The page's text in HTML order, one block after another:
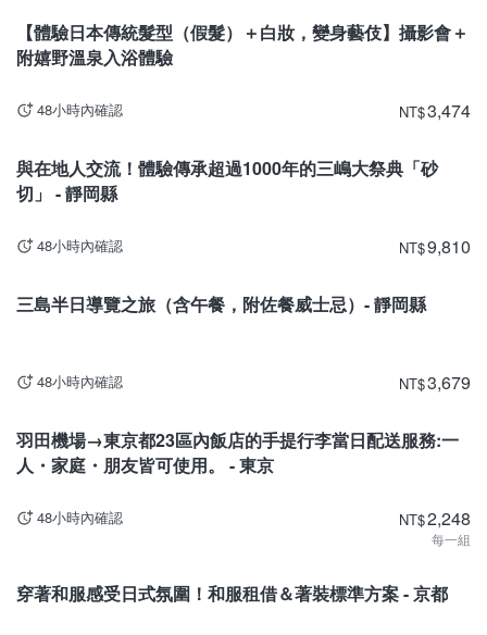
【體驗日本傳統髮型（假髮）＋白妝，變身藝伎】攝影會＋
附嬉野溫泉入浴體驗
48小時內確認 NT$3,474
與在地人交流！體驗傳承超過1000年的三嶋大祭典「砂
切」 - 靜岡縣
48小時內確認 NT$9,810
三島半日導覽之旅（含午餐，附佐餐威士忌）- 靜岡縣
48小時內確認 NT$3,679
羽田機場→東京都23區內飯店的手提行李當日配送服務:一
人・家庭・朋友皆可使用。 - 東京
48小時內確認 NT$2,248
每一組
穿著和服感受日式氛圍！和服租借＆著裝標準方案 - 京都